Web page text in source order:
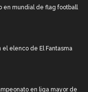
en mundial de flag football
el elenco de El Fantasma
en liga mayor de